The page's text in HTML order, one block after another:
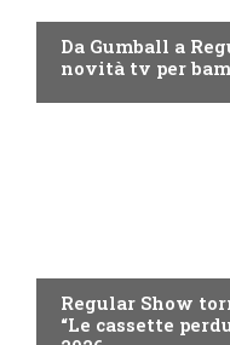
Da Gumball a
novità tv per
Regular Show
“Le cassette